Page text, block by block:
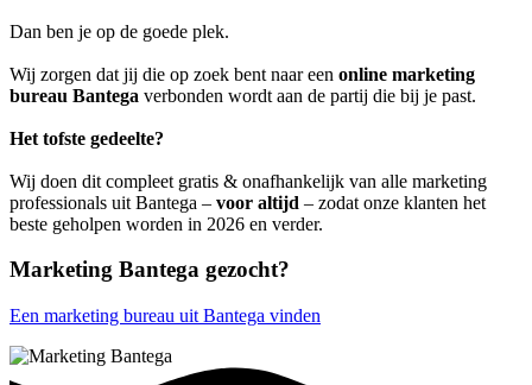
Dan ben je op de goede plek.
Wij zorgen dat jij die op zoek bent naar een online marketing
bureau Bantega verbonden wordt aan de partij die bij je past.
Het tofste gedeelte?
Wij doen dit compleet gratis & onafhankelijk van alle marketing
professionals uit Bantega – voor altijd – zodat onze klanten het
beste geholpen worden in 2026 en verder.
Marketing Bantega gezocht?
Een marketing bureau uit Bantega vinden